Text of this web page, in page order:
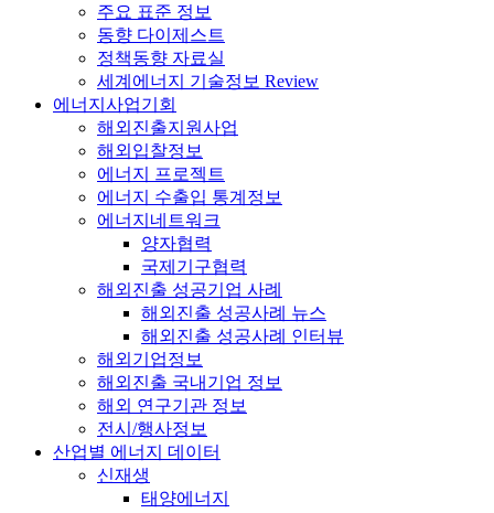
주요 표준 정보
동향 다이제스트
정책동향 자료실
세계에너지 기술정보 Review
에너지사업기회
해외진출지원사업
해외입찰정보
에너지 프로젝트
에너지 수출입 통계정보
에너지네트워크
양자협력
국제기구협력
해외진출 성공기업 사례
해외진출 성공사례 뉴스
해외진출 성공사례 인터뷰
해외기업정보
해외진출 국내기업 정보
해외 연구기관 정보
전시/행사정보
산업별 에너지 데이터
신재생
태양에너지